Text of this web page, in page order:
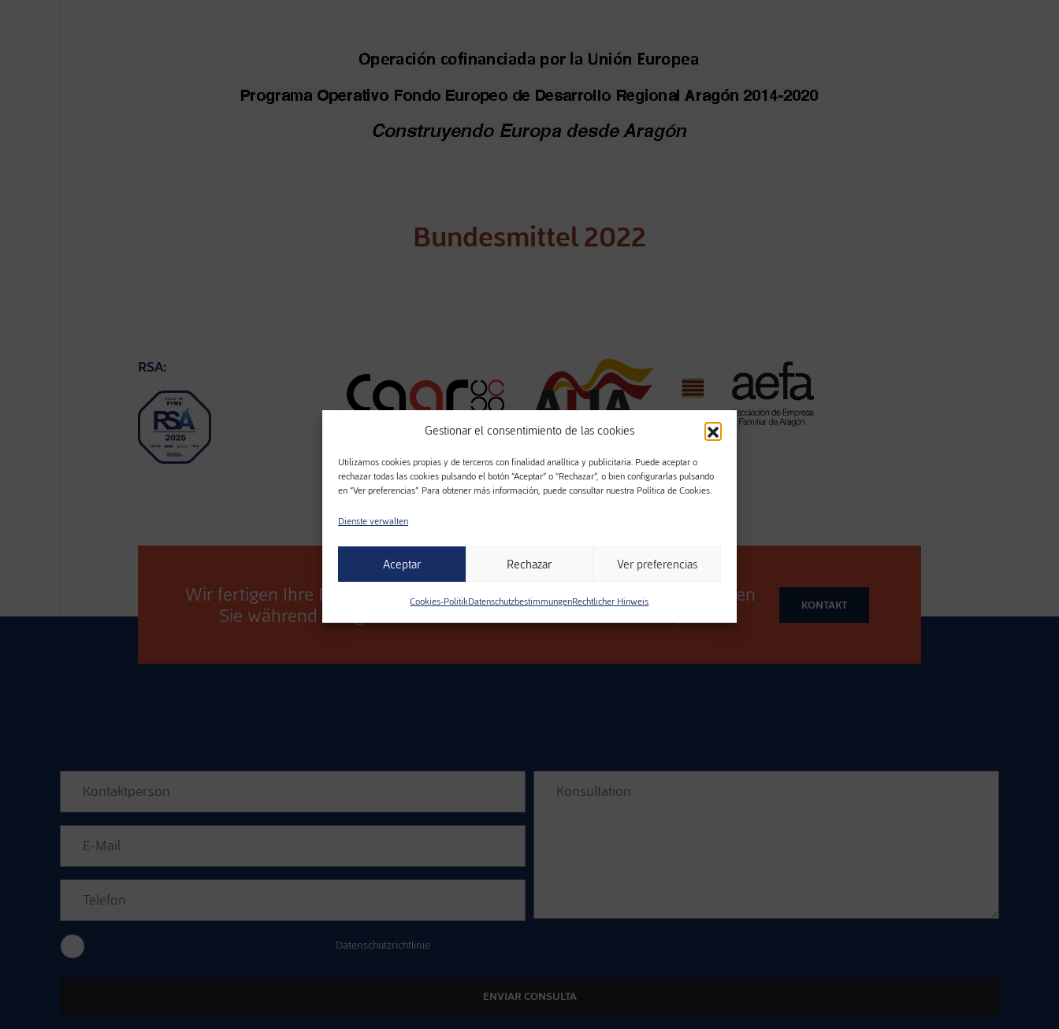
Gestionar el consentimiento de las cookies
Utilizamos cookies propias y de terceros con finalidad analítica y publicitaria. Puede aceptar o
rechazar todas las cookies pulsando el botón “Aceptar” o “Rechazar”, o bien configurarlas pulsando
en “Ver preferencias”. Para obtener más información, puede consultar nuestra Política de Cookies.
Dienste verwalten
Aceptar Rechazar Ver preferencias
Cookies-PolitikDatenschutzbestimmungenRechtlicher Hinweis
Bundesmittel 2022
RSA:
Wir fertigen Ihre Produkte in anspruchsvollsten Prozessen und begleiten
Sie während des gesamten Prozesses. Möchten Sie wissen, wie?
KONTAKT
Datenschutzrichtlinie